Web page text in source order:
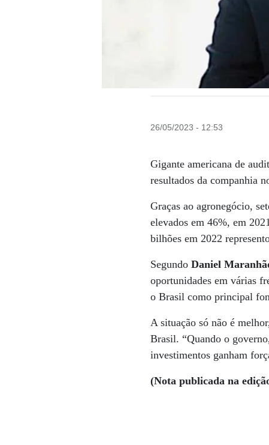
26/05/2023 - 12:53
Gigante americana de
resultados da companhia
Graças ao agronegócio,
elevados em 46%, em
bilhões em 2022
SegundoDaniel
oportunidades em várias
o Brasil como principal
A situação só não é
Brasil. “Quando o
investimentos ganham
(Nota publicada na